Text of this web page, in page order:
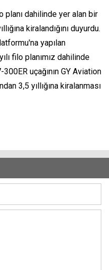
planı dahilinde yer alan bir
kiralandığını duyurdu.
yapılan
filo planımız dahilinde
uçağının GY Aviation
3,5 yıllığına kiralanması